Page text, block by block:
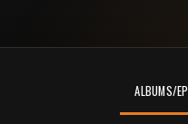
ALBUMS/EP